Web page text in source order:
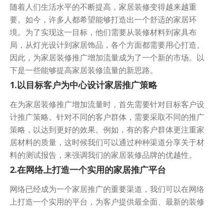
随着人们生活水平的不断提高，家居装修变得越来越重
要。如今，许多人都希望能够打造出一个舒适的家居环
境。为了实现这一目标，他们需要从装修材料到家具布
局，从灯光设计到家居饰品，各个方面都需要用心打造。
因此，为家居装修推广增加流量成为了一个新的市场。以
下是一些能够提高家居装修流量的新思路。
1.以目标客户为中心设计家居推广策略
在为家居装修推广增加流量时，首先需要针对目标客户设
计推广策略。针对不同的客户群体，需要采取不同的推广
策略，以达到更好的效果。例如，有的客户群体更注重家
居材料的质量，这时候我们可以通过种种渠道分享关于材
料的测试报告，来强调我们的家居装修品牌的优越性。
2.在网络上打造一个实用的家居推广平台
网络已经成为一个家居推广的重要渠道，我们可以在网络
上打造一个实用的平台，为客户提供最全面、最新的装修